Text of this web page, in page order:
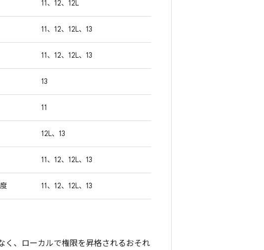
11、12、12L
11、12、12L、13
11、12、12L、13
13
11
12L、13
11、12、12L、13
11、12、12L、13
く、ローカルで権限を昇格されるおそれ